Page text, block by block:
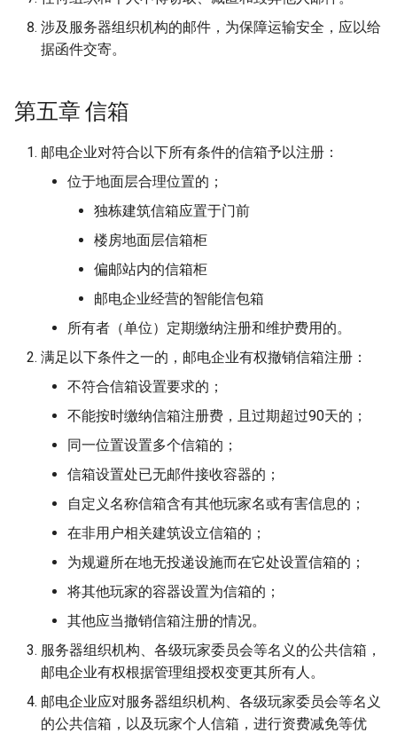
涉及服务器组织机构的邮件，为保障运输安全，应以给
据函件交寄。
第五章 信箱
邮电企业对符合以下所有条件的信箱予以注册：
位于地面层合理位置的；
独栋建筑信箱应置于门前
楼房地面层信箱柜
偏邮站内的信箱柜
邮电企业经营的智能信包箱
所有者（单位）定期缴纳注册和维护费用的。
满足以下条件之一的，邮电企业有权撤销信箱注册：
不符合信箱设置要求的；
不能按时缴纳信箱注册费，且过期超过90天的；
同一位置设置多个信箱的；
信箱设置处已无邮件接收容器的；
自定义名称信箱含有其他玩家名或有害信息的；
在非用户相关建筑设立信箱的；
为规避所在地无投递设施而在它处设置信箱的；
将其他玩家的容器设置为信箱的；
其他应当撤销信箱注册的情况。
服务器组织机构、各级玩家委员会等名义的公共信箱，
邮电企业有权根据管理组授权变更其所有人。
邮电企业应对服务器组织机构、各级玩家委员会等名义
的公共信箱，以及玩家个人信箱，进行资费减免等优